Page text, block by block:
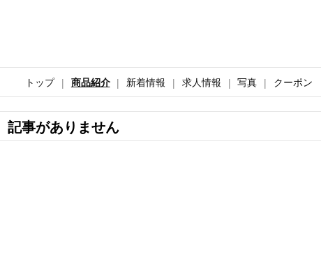
トップ 商品紹介 新着情報 求人情報 写真 クーポン
記事がありません